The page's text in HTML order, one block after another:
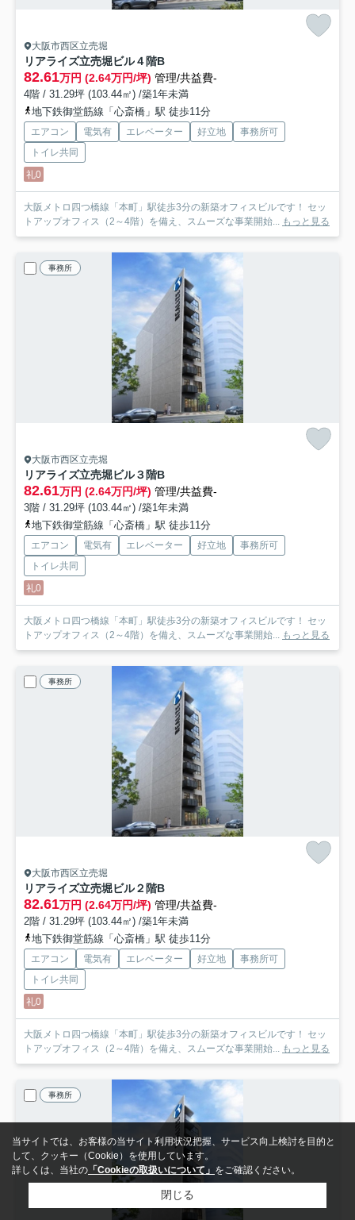
大阪市西区立売堀
リアライズ立売堀ビル４階B
82.61万円 (2.64万円/坪) 管理/共益費-
4階 / 31.29坪 (103.44㎡) /築1年未満
地下鉄御堂筋線「心斎橋」駅 徒歩11分
エアコン 電気有 エレベーター 好立地
事務所可
トイレ共同
礼0
大阪メトロ四つ橋線「本町」駅徒歩3分の新築オフィスビルです！ セッ
トアップオフィス（2～4階）を備え、スムーズな事業開始...
もっと見る
事務所
大阪市西区立売堀
リアライズ立売堀ビル３階B
82.61万円 (2.64万円/坪) 管理/共益費-
3階 / 31.29坪 (103.44㎡) /築1年未満
地下鉄御堂筋線「心斎橋」駅 徒歩11分
エアコン 電気有 エレベーター 好立地
事務所可
トイレ共同
礼0
大阪メトロ四つ橋線「本町」駅徒歩3分の新築オフィスビルです！ セッ
トアップオフィス（2～4階）を備え、スムーズな事業開始... もっと見る
事務所
大阪市西区立売堀
リアライズ立売堀ビル２階B
82.61万円 (2.64万円/坪) 管理/共益費-
2階 / 31.29坪 (103.44㎡) /築1年未満
地下鉄御堂筋線「心斎橋」駅 徒歩11分
エアコン 電気有 エレベーター 好立地
事務所可
トイレ共同
礼0
大阪メトロ四つ橋線「本町」駅徒歩3分の新築オフィスビルです！ セッ
トアップオフィス（2～4階）を備え、スムーズな事業開始... もっと見る
事務所
当サイトでは、お客様の当サイト利用状況把握、サービス向上検討を目的と
して、クッキー（Cookie）を使用しています。
詳しくは、当社の 「Cookieの取扱いについて」 をご確認ください。
閉じる